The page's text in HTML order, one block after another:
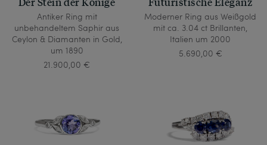
Antiker Ring mit
unbehandeltem Saphir aus
Ceylon & Diamanten in Gold,
um 1890
21.900,00 €
Moderner Ring aus Weißgold
mit ca. 3.04 ct Brillanten,
Italien um 2000
5.690,00 €